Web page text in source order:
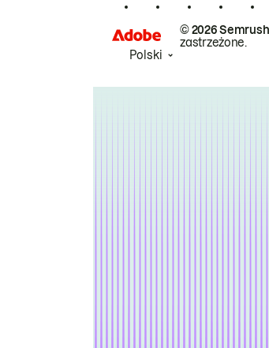
© 2026
zastrzeżone.
Polski